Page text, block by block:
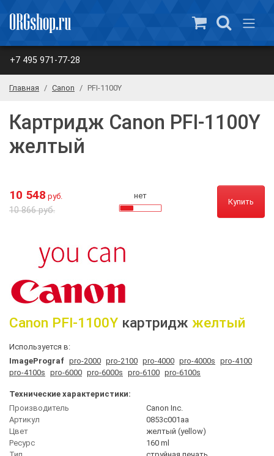
+7 495 971-77-28
Главная Canon PFI-1100Y
Картридж Canon PFI-1100Y
желтый
10 548 руб.
10 866 руб.
нет
Купить
Canon PFI-1100Y картридж желтый
Используется в:
ImagePrograf pro-2000 pro-2100 pro-4000 pro-4000s pro-4100
pro-4100s pro-6000 pro-6000s pro-6100 pro-6100s
Технические характеристики:
Производитель
Canon Inc.
Артикул
0853c001aa
Цвет
желтый (yellow)
Ресурс
160 ml